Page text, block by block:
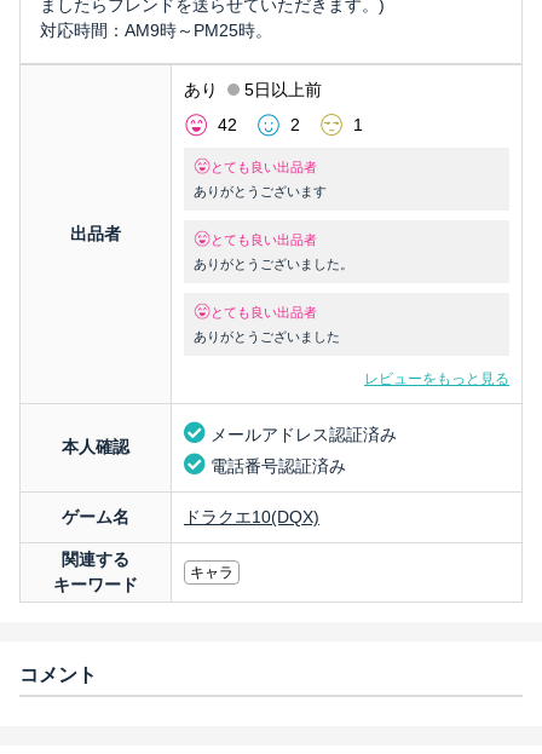
ましたらフレンドを送らせていただきます。)
対応時間：AM9時～PM25時。
出品者
あり
5日以上前
42
2 1
とても良い出品者
ありがとうございます
とても良い出品者
ありがとうございました。
とても良い出品者
ありがとうございました
レビューをもっと見る
本人確認
メールアドレス認証済み
電話番号認証済み
ゲーム名 ドラクエ10(DQX)
関連する
キーワード
キャラ
コメント